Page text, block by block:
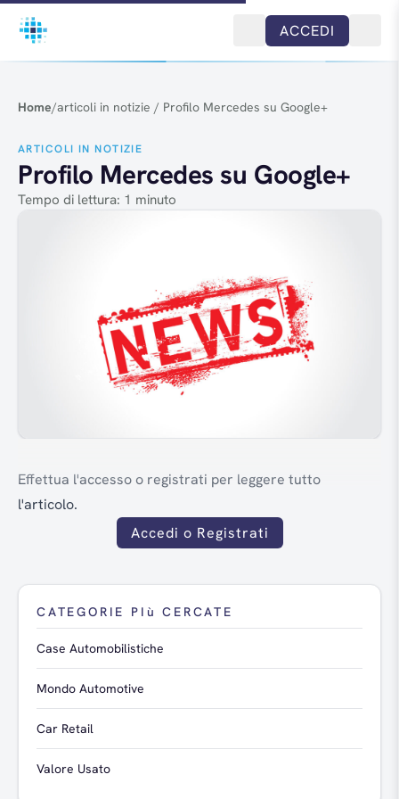
Salta al contenuto
ACCEDI
Home/articoli in notizie / Profilo Mercedes su Google+
ARTICOLI IN NOTIZIE
Profilo Mercedes su Google+
Tempo di lettura: 1 minuto
Effettua l'accesso o registrati per leggere tutto
l'articolo.
Accedi o Registrati
CATEGORIE PIù CERCATE
Case Automobilistiche
Mondo Automotive
Car Retail
Valore Usato